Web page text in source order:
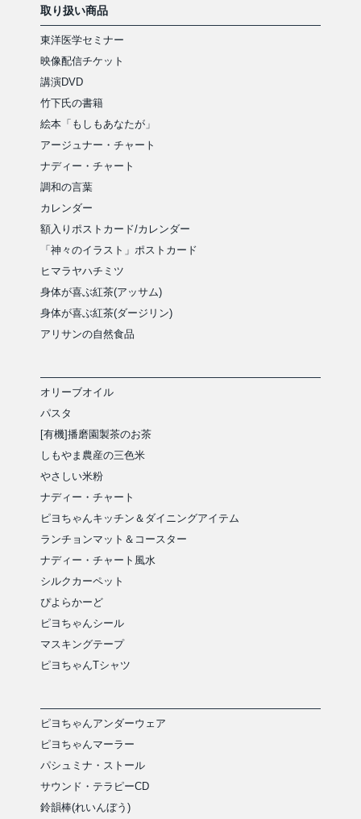
取り扱い商品
東洋医学セミナー
映像配信チケット
講演DVD
竹下氏の書籍
絵本「もしもあなたが」
アージュナー・チャート
ナディー・チャート
調和の言葉
カレンダー
額入りポストカード/カレンダー
「神々のイラスト」ポストカード
ヒマラヤハチミツ
身体が喜ぶ紅茶(アッサム)
身体が喜ぶ紅茶(ダージリン)
アリサンの自然食品
オリーブオイル
パスタ
[有機]播磨園製茶のお茶
しもやま農産の三色米
やさしい米粉
ナディー・チャート
ピヨちゃんキッチン＆ダイニングアイテム
ランチョンマット＆コースター
ナディー・チャート風水
シルクカーペット
ぴよらかーど
ピヨちゃんシール
マスキングテープ
ピヨちゃんTシャツ
ピヨちゃんアンダーウェア
ピヨちゃんマーラー
パシュミナ・ストール
サウンド・テラピーCD
鈴韻棒(れいんぼう)